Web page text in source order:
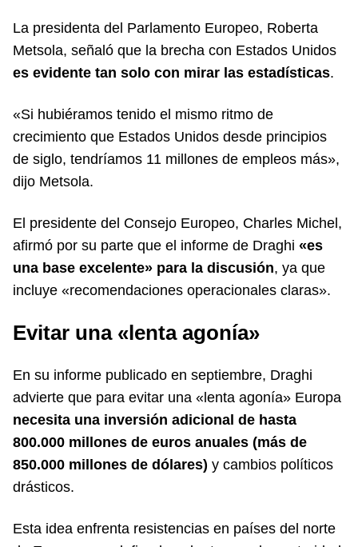
La presidenta del Parlamento Europeo, Roberta
Metsola, señaló que la brecha con Estados Unidos
es evidente tan solo con mirar las estadísticas.
«Si hubiéramos tenido el mismo ritmo de
crecimiento que Estados Unidos desde principios
de siglo, tendríamos 11 millones de empleos más»,
dijo Metsola.
El presidente del Consejo Europeo, Charles Michel,
afirmó por su parte que el informe de Draghi «es
una base excelente» para la discusión, ya que
incluye «recomendaciones operacionales claras».
Evitar una «lenta agonía»
En su informe publicado en septiembre, Draghi
advierte que para evitar una «lenta agonía» Europa
necesita una inversión adicional de hasta
800.000 millones de euros anuales (más de
850.000 millones de dólares) y cambios políticos
drásticos.
Esta idea enfrenta resistencias en países del norte